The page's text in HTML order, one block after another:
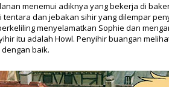
menemui adiknya yang bekerja di
dan jebakan sihir yang dilempar
menyelamatkan Sophie dan
itu adalah Howl. Penyihir buangan
baik.